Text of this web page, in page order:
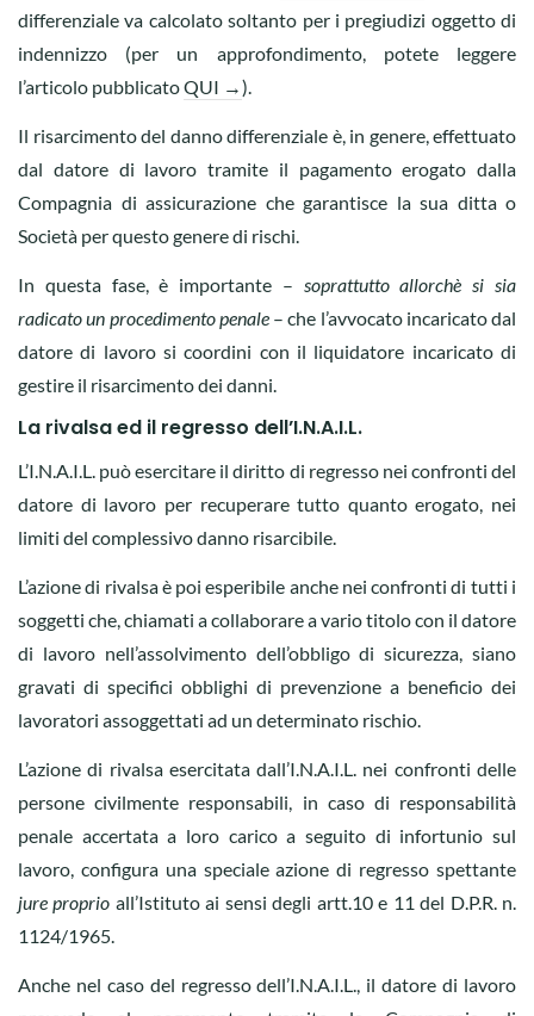
differenziale va calcolato soltanto per i pregiudizi oggetto di
indennizzo (per un approfondimento, potete leggere
l’articolo pubblicatoQUI →).
Il risarcimento del danno differenziale è, in genere, effettuato
dal datore di lavoro tramite il pagamento erogato dalla
Compagnia di assicurazione che garantisce la sua ditta o
Società per questo genere di rischi.
In questa fase, è importante – soprattutto allorchè si sia
radicato un procedimento penale– che l’avvocato incaricato dal
datore di lavoro si coordini con il liquidatore incaricato di
gestire il risarcimento dei danni.
La rivalsa ed il regresso dell’I.N.A.I.L.
L’I.N.A.I.L. può esercitare il diritto di regresso nei confronti del
datore di lavoro per recuperare tutto quanto erogato, nei
limiti del complessivo danno risarcibile.
L’azione di rivalsa è poi esperibile anche nei confronti di tutti i
soggetti che, chiamati a collaborare a vario titolo con il datore
di lavoro nell’assolvimento dell’obbligo di sicurezza, siano
gravati di specifici obblighi di prevenzione a beneficio dei
lavoratori assoggettati ad un determinato rischio.
L’azione di rivalsa esercitata dall’I.N.A.I.L. nei confronti delle
persone civilmente responsabili, in caso di responsabilità
penale accertata a loro carico a seguito di infortunio sul
lavoro, configura una speciale azione di regresso spettante
jure proprio all’Istituto ai sensi degli artt.10 e 11 del D.P.R. n.
1124/1965.
Anche nel caso del regresso dell’I.N.A.I.L., il datore di lavoro